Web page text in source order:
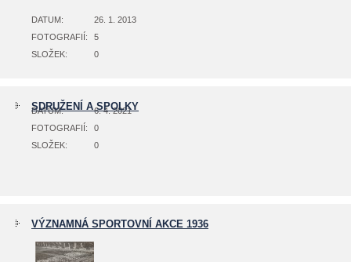
DATUM:
26. 1. 2013
FOTOGRAFIÍ:
5
SLOŽEK:
0
SDRUŽENÍ A SPOLKY
DATUM:
6. 4. 2021
FOTOGRAFIÍ:
0
SLOŽEK:
0
VÝZNAMNÁ SPORTOVNÍ AKCE 1936